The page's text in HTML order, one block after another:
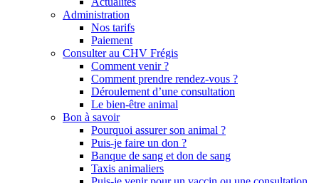
Administration
Nos tarifs
Paiement
Consulter au CHV Frégis
Comment venir ?
Comment prendre rendez-vous ?
Déroulement d’une consultation
Le bien-être animal
Bon à savoir
Pourquoi assurer son animal ?
Puis-je faire un don ?
Banque de sang et don de sang
Taxis animaliers